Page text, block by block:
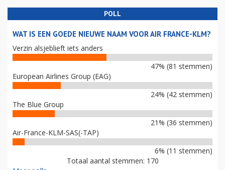
POLL
WAT IS EEN GOEDE NIEUWE NAAM VOOR AIR FRANCE-KLM?
Verzin alsjeblieft iets anders
47% (81 stemmen)
European Airlines Group (EAG)
24% (42 stemmen)
The Blue Group
21% (36 stemmen)
Air-France-KLM-SAS(-TAP)
6% (11 stemmen)
Totaal aantal stemmen: 170